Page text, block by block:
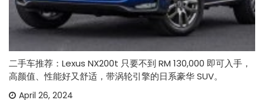
二手车推荐：Lexus NX200t 只要不到 RM 130,000 即可入手，
高颜值、性能好又舒适，带涡轮引擎的日系豪华 SUV。
April 26, 2024